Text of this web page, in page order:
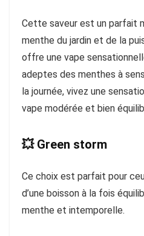
Cette saveur est un parfait
menthe du jardin et de la
offre une vape
adeptes des menthes à
la journée, vivez une
vape modérée et bien
💥 Green storm
Ce choix est parfait pour
d’une boisson à la fois
menthe et intemporelle.